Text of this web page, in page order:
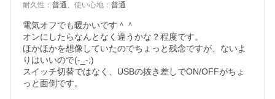
耐久性 ： 普通、 使い心地 ： 普通
電気オフでも暖かいです＾＾
オンにしたらなんとなく違うかな？程度です。
ほかほかを想像していたのでちょっと残念ですが、ないよ
りはいいので(-_-;)
スイッチ切替ではなく、USBの抜き差しでON/OFFがちょ
っと面倒です。